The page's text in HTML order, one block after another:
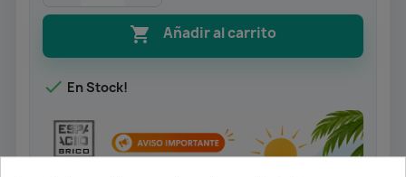
 Añadir al carrito
 En Stock!